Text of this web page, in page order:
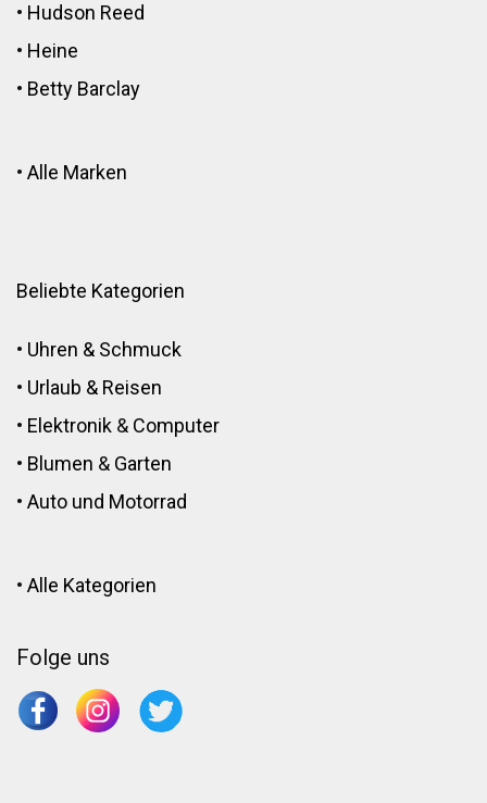
• Hudson Reed
• Heine
• Betty Barclay
• Alle Marken
Beliebte Kategorien
• Uhren & Schmuck
• Urlaub & Reisen
• Elektronik & Computer
• Blumen & Garten
• Auto und Motorrad
• Alle Kategorien
Folge uns